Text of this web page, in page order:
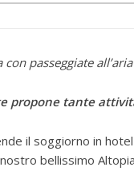
con passeggiate
propone tante
il soggiorno in
bellissimo